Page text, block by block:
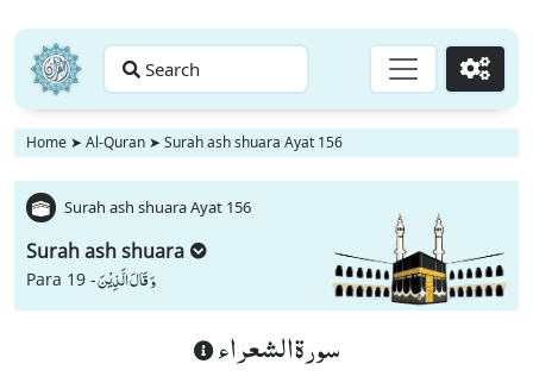
Search Go
Home ➤ Al-Quran ➤ Surah ash shuara Ayat 156
Surah ash shuara Ayat 156
Surah ash shuara
Para 19 -وَ قَالَ الَّذِیْنَ
سورة الشعراء